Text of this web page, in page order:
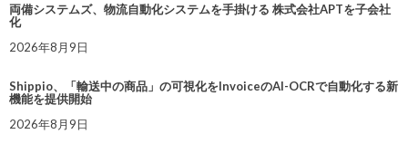
両備システムズ、物流自動化システムを手掛ける 株式会社APTを子会社
化
2026年8月9日
Shippio、「輸送中の商品」の可視化をInvoiceのAI-OCRで自動化する新
機能を提供開始
2026年8月9日